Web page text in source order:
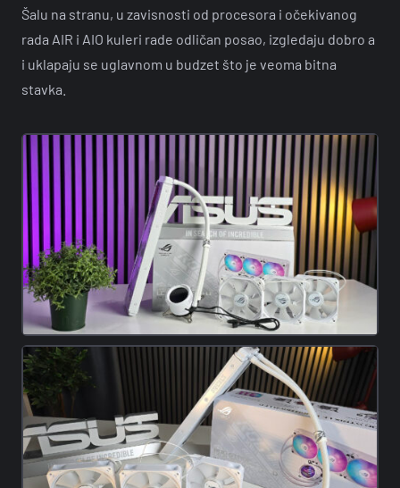
Šalu na stranu, u zavisnosti od procesora i očekivanog
rada AIR i AIO kuleri rade odličan posao, izgledaju dobro a
i uklapaju se uglavnom u budzet što je veoma bitna
stavka.